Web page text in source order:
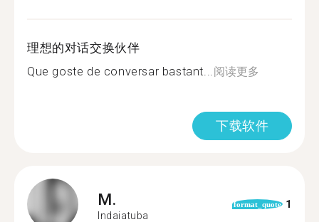
理想的对话交换伙伴
Que goste de conversar bastant...阅读更多
下载软件
M.
Indaiatuba
format_quote 1